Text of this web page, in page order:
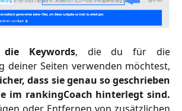
die Keywords, die du für die
deiner Seiten verwenden möchtest,
dass sie genau so geschrieben
im rankingCoach hinterlegt sind.